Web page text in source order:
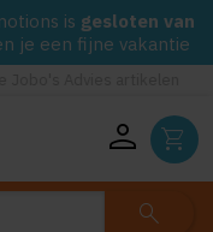
is gesloten van
je een fijne vakantie
person shopping_cart
search